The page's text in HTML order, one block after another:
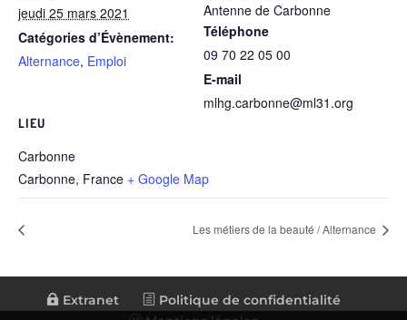
jeudi 25 mars 2021
Catégories d’Évènement:
Alternance, Emploi
LIEU
Carbonne
Carbonne, France + Google Map
Antenne de Carbonne
Téléphone
09 70 22 05 00
E-mail
mlhg.carbonne@ml31.org
Les métiers de la beauté / Alternance
Extranet
Politique de confidentialité